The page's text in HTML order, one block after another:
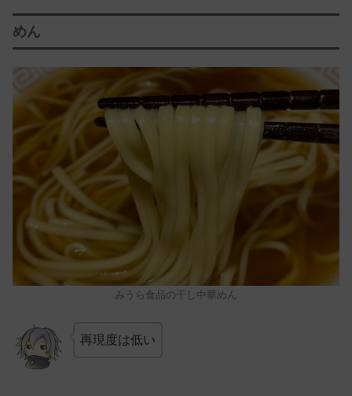
めん
みうら食品の干し中華めん
再現度は低い